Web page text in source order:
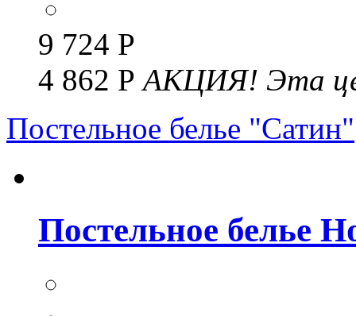
9 724 Р
4 862 РАКЦИЯ! Эта
Постельное белье "Сатин"
Постельное белье